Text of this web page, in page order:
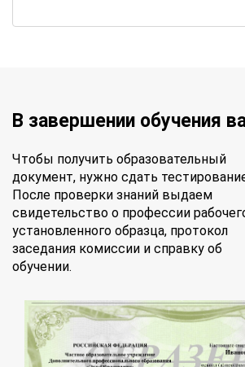
В завершении обучения
Чтобы получить образовательный
документ, нужно сдать
После проверки знаний выдаем
свидетельство о профессии
установленного образца, протокол
заседания комиссии и справку об
обучении.